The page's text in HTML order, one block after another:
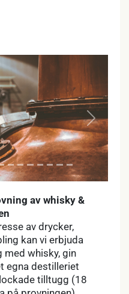
Next
av whisky &
av drycker,
kan vi erbjuda
whisky, gin
egna destilleriet
tilltugg (18